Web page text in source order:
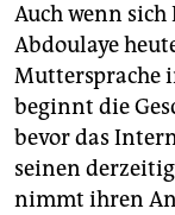
Auch wenn
Abdoulaye
Muttersprache
beginnt die
bevor das
seinen
nimmt ihren